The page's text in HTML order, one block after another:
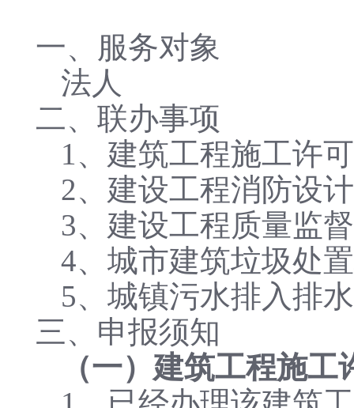
一、服务对象
法人
二、联办事项
1、建筑工程施工许
2、建设工程消防设
3、建设工程质量监
4、城市建筑垃圾处
5、城镇污水排入排
三、申报须知
（一）建筑工程施工